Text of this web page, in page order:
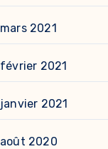
mars 2021
février 2021
janvier 2021
août 2020